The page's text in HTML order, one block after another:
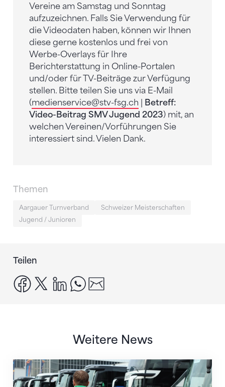
Vereine am Samstag und Sonntag
aufzuzeichnen. Falls Sie Verwendung für
die Videodaten haben, können wir Ihnen
diese gerne kostenlos und frei von
Werbe-Overlays für Ihre
Berichterstattung in Online-Portalen
und/oder für TV-Beiträge zur Verfügung
stellen. Bitte teilen Sie uns via E-Mail
(medienservice@stv-fsg.ch
Betreff:
Video-Beitrag SMV Jugend 2023) mit, an
welchen Vereinen/Vorführungen Sie
interessiert sind. Vielen Dank.
Themen
Aargauer Turnverband
Schweizer Meisterschaften
Jugend / Junioren
Teilen
facebook
x linkedinwhatsapp
Weitere News
Twerenbold wird offizieller Reisepartner des STV